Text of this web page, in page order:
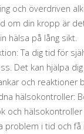
och överdriven
om din kropp är
hälsa på lång sikt.
Ta dig tid för
Det kan hjälpa
och reaktioner
hälsokontroller:
och
problem i tid och få